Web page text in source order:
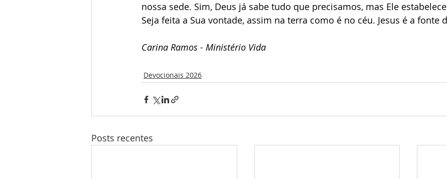
nossa sede. Sim, Deus já sabe tudo que precisamos, mas Ele
Seja feita a Sua vontade, assim na terra como é no céu. Jesus é a fonte
Carina Ramos - Ministério Vida
Devocionais 2026
Posts recentes